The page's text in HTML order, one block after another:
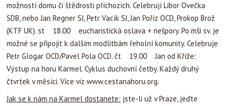
možností domu či štědrosti příchozích. Celebrují Libor Ovečka
SDB, nebo Jan Regner SJ, Petr Vacík SJ, Jan Poříz OCD, Prokop Brož
(KTF UK). st 18.00 eucharistická oslava + nešpory. Po mši sv. je
možné se připojit k dalším modlitbám řeholní komunity. Celebruje
Petr Glogar OCD/Pavel Pola OCD. čt 19.00 Jan od Kříže:
Výstup na horu Karmel. Cyklus duchovní četby. Každý druhý
čtvrtek v měsíci. Více viz www.cestanahoru.org.
Jak se k nám na Karmel dostanete: jste-li už v Praze, jeďte